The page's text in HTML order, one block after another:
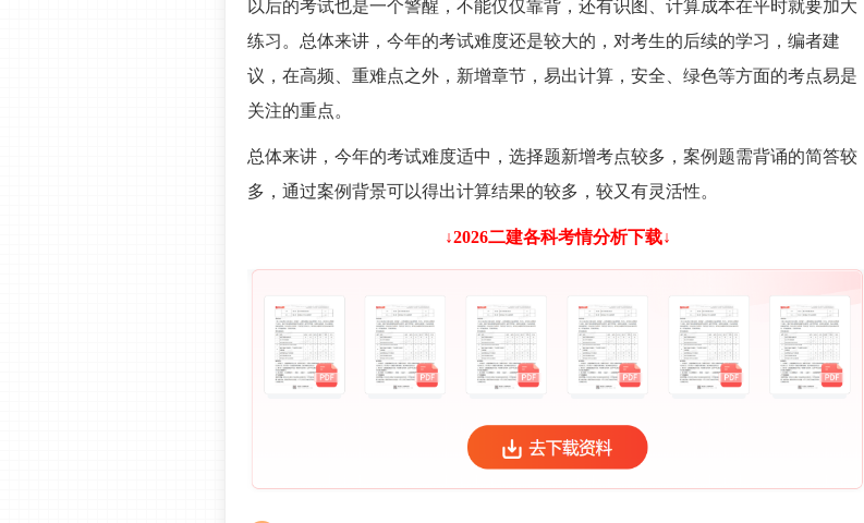
以后的考试也是一个警醒，不能仅仅靠背，还有识图、计算成本在平时就要加大
练习。总体来讲，今年的考试难度还是较大的，对考生的后续的学习，编者建
议，在高频、重难点之外，新增章节，易出计算，安全、绿色等方面的考点易是
关注的重点。
总体来讲，今年的考试难度适中，选择题新增考点较多，案例题需背诵的简答较
多，通过案例背景可以得出计算结果的较多，较又有灵活性。
↓2026二建各科考情分析下载↓